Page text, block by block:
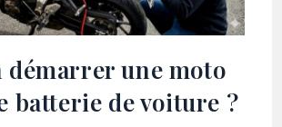
démarrer une moto
batterie de voiture ?